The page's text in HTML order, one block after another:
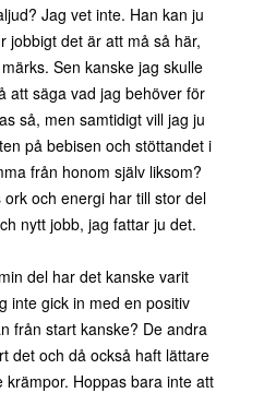
Jag vet inte. Han kan ju
jobbigt det är att må så här,
Sen kanske jag skulle
att säga vad jag behöver för
så, men samtidigt vill jag ju
på bebisen och stöttandet i
från honom själv liksom?
och energi har till stor del
nytt jobb, jag fattar ju det.
del har det kanske varit
inte gick in med en positiv
från start kanske? De andra
det och då också haft lättare
Hoppas bara inte att